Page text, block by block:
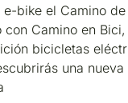
bike el Camino
con Camino en
bicicletas
una nueva